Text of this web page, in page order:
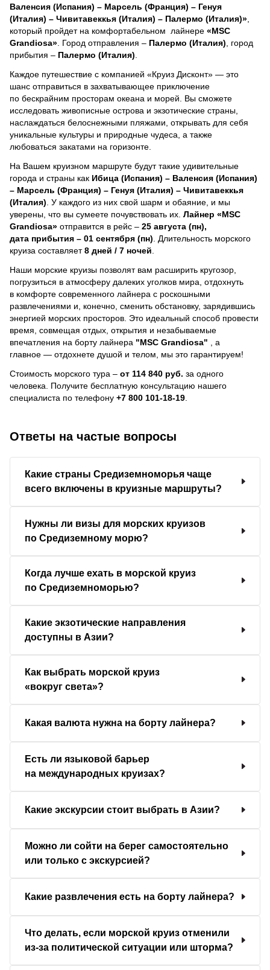
Валенсия (Испания) – Марсель (Франция) – Генуя
(Италия) – Чивитавеккья (Италия) – Палермо (Италия)»
который пройдет на комфортабельном лайнере «MSC
Grandiosa» . Город отправления – Палермо (Италия) , город
прибытия – Палермо (Италия)
Каждое путешествие с компанией «Круиз Дисконт» — это
шанс отправиться в захватывающее приключение
по бескрайним просторам океана и морей. Вы сможете
исследовать живописные острова и экзотические страны,
наслаждаться белоснежными пляжами, открывать для себя
уникальные культуры и природные чудеса, а также
любоваться закатами на горизонте.
На Вашем круизном маршруте будут такие удивительные
города и страны как Ибица (Испания) – Валенсия (Испания)
– Марсель (Франция) – Генуя (Италия) – Чивитавеккья
(Италия) . У каждого из них свой шарм и обаяние, и мы
уверены, что вы сумеете почувствовать их. Лайнер «MSC
Grandiosa» отправится в рейс – 25 августа (пн),
дата прибытия – 01 сентября (пн) . Длительность морского
круиза составляет8 дней / 7 ночей
Наши морские круизы позволят вам расширить кругозор,
погрузиться в атмосферу далеких уголков мира, отдохнуть
в комфорте современного лайнера с роскошными
развлечениями и, конечно, сменить обстановку, зарядившись
энергией морских просторов. Это идеальный способ провести
время, совмещая отдых, открытия и незабываемые
впечатления на борту лайнера "MSC Grandiosa"
, a
главное — отдохнете душой и телом, мы это гарантируем!
Стоимость морского тура – от 114 840 руб. за одного
человека. Получите бесплатную консультацию нашего
специалиста по телефону +7 800 101-18-19
Ответы на частые вопросы
Какие страны Средиземноморья чаще
всего включены в круизные маршруты?
Нужны ли визы для морских круизов
по Средиземному морю?
Когда лучше ехать в морской круиз
по Средиземноморью?
Какие экзотические направления
доступны в Азии?
Как выбрать морской круиз
«вокруг света»?
Какая валюта нужна на борту лайнера?
Есть ли языковой барьер
на международных круизах?
Какие экскурсии стоит выбрать в Азии?
Можно ли сойти на берег самостоятельно
или только с экскурсией?
Какие развлечения есть на борту лайнера?
Что делать, если морской круиз отменили
из-за политической ситуации или шторма?